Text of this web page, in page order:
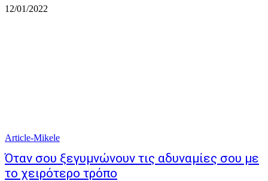
12/01/2022
Article-Mikele
Όταν σου ξεγυμνώνουν τις αδυναμίες σου με
το χειρότερο τρόπο